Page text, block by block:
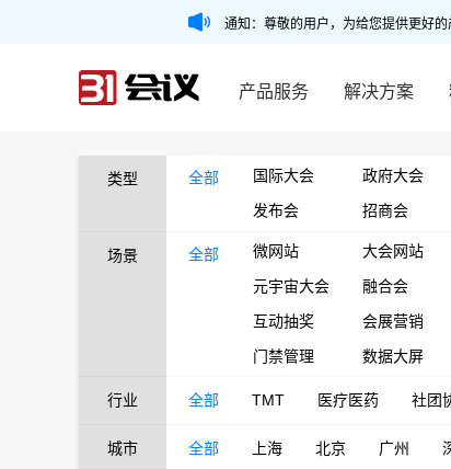
通知：尊敬的用户，为给您提供更好
产品服务 解决方案
类型 全部 国际大会 政府大会
发布会
招商会
场景 全部 微网站 大会网站
元宇宙大会
融合会
互动抽奖
会展营销
门禁管理
数据大屏
行业 全部 TMT 医疗医药 社团
城市 全部 上海 北京 广州